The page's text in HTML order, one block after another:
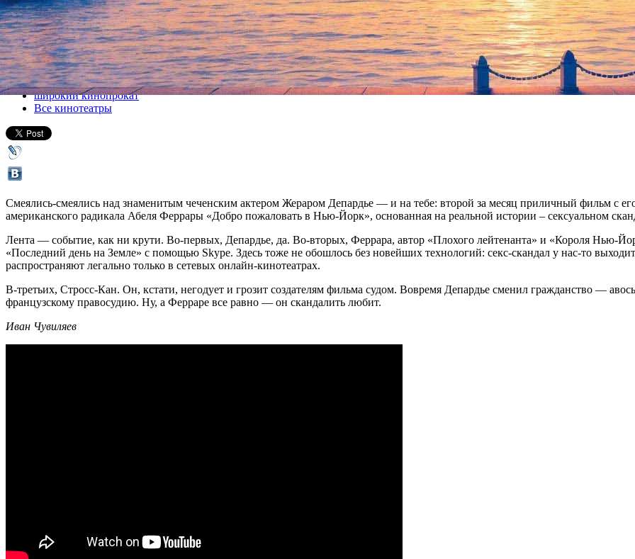
17 июля 2014, четверг-30 июля 2014, среда
Версия для печати
Все кино
широкий кинопрокат
Все кинотеатры
Смеялись-смеялись над знаменитым чеченским актером Жераром Депардье — и на тебе: второй за месяц приличный фильм с
американского радикала Абеля Феррары «Добро пожаловать в Нью-Йорк», основанная на реальной истории – сексуальном
Лента — событие, как ни крути. Во-первых, Депардье, да. Во-вторых, Феррара, автор «Плохого лейтенанта» и «Короля Нью-
«Последний день на Земле» с помощью Skype. Здесь тоже не обошлось без новейших технологий: секс-скандал у нас-то
распространяют легально только в сетевых онлайн-кинотеатрах.
В-третьих, Стросс-Кан. Он, кстати, негодует и грозит создателям фильма судом. Вовремя Депардье сменил гражданство —
французскому правосудию. Ну, а Ферраре все равно — он скандалить любит.
Иван Чувиляев